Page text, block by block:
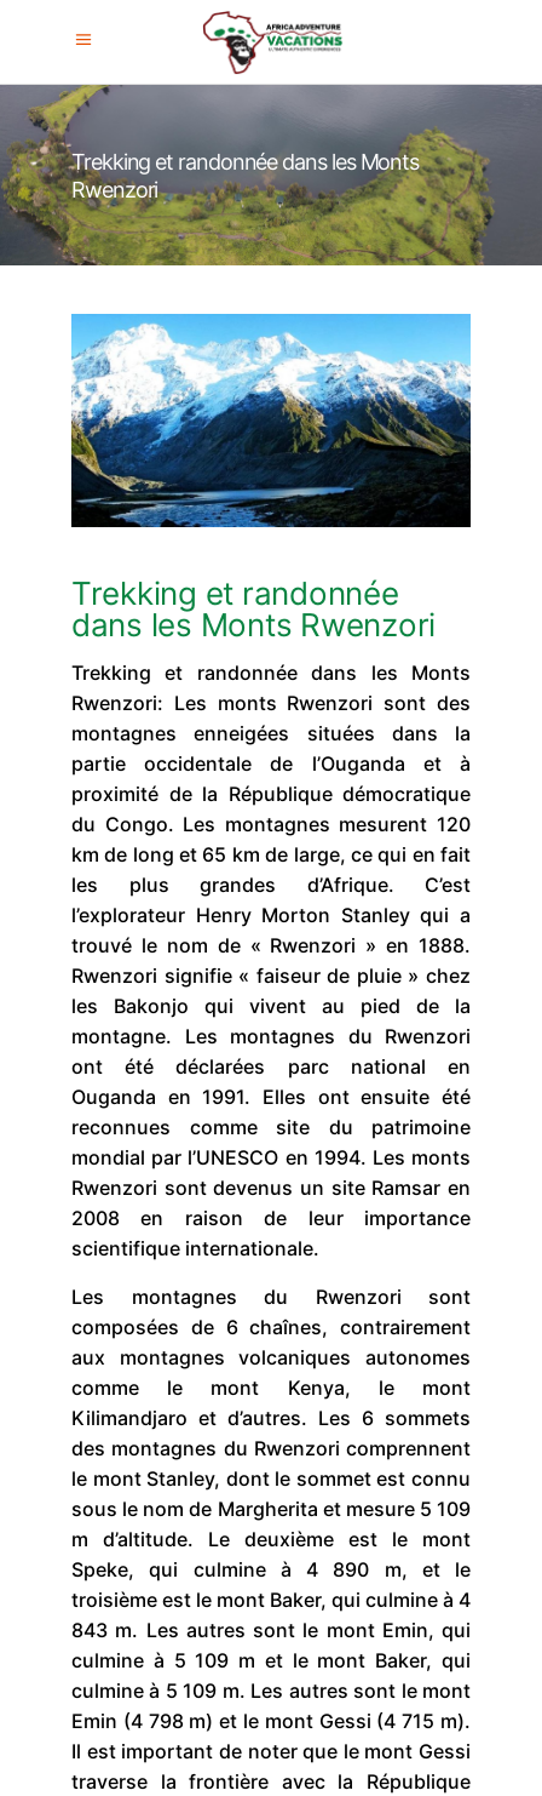
Trekking et randonnée dans les Monts
Rwenzori
Trekking et randonnée
dans les Monts Rwenzori
Trekking et randonnée dans les Monts
Rwenzori: Les monts Rwenzori sont des
montagnes enneigées situées dans la
partie occidentale de l’Ouganda et à
proximité de la République démocratique
du Congo. Les montagnes mesurent 120
km de long et 65 km de large, ce qui en fait
les plus grandes d’Afrique. C’est
l’explorateur Henry Morton Stanley qui a
trouvé le nom de « Rwenzori » en 1888.
Rwenzori signifie « faiseur de pluie » chez
les Bakonjo qui vivent au pied de la
montagne. Les montagnes du Rwenzori
ont été déclarées parc national en
Ouganda en 1991. Elles ont ensuite été
reconnues comme site du patrimoine
mondial par l’UNESCO en 1994. Les monts
Rwenzori sont devenus un site Ramsar en
2008 en raison de leur importance
scientifique internationale.
Les montagnes du Rwenzori sont
composées de 6 chaînes, contrairement
aux montagnes volcaniques autonomes
comme le mont Kenya, le mont
Kilimandjaro et d’autres. Les 6 sommets
des montagnes du Rwenzori comprennent
le mont Stanley, dont le sommet est connu
sous le nom de Margherita et mesure 5 109
m d’altitude. Le deuxième est le mont
Speke, qui culmine à 4 890 m, et le
troisième est le mont Baker, qui culmine à 4
843 m. Les autres sont le mont Emin, qui
culmine à 5 109 m et le mont Baker, qui
culmine à 5 109 m. Les autres sont le mont
Emin (4 798 m) et le mont Gessi (4 715 m).
Il est important de noter que le mont Gessi
traverse la frontière avec la République